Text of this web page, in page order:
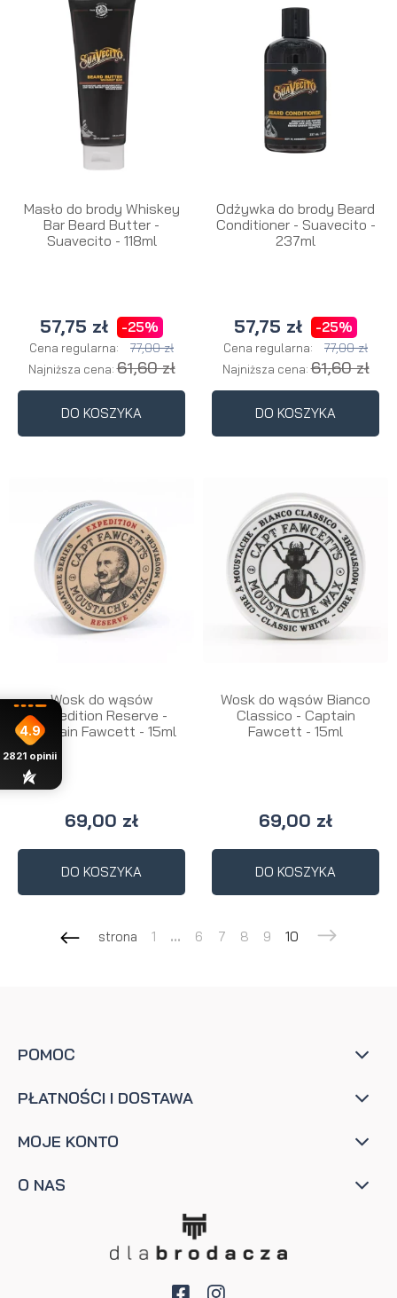
Masło do brody Whiskey
Bar Beard Butter -
Suavecito - 118ml
57,75 zł -25%
Cena regularna: 77,00 zł
Najniższa cena:61,60 zł
DO KOSZYKA
Odżywka do brody Beard
Conditioner - Suavecito -
237ml
57,75 zł -25%
Cena regularna: 77,00 zł
Najniższa cena:61,60 zł
DO KOSZYKA
Wosk do wąsów
Expedition Reserve -
Captain Fawcett - 15ml
69,00 zł
DO KOSZYKA
Wosk do wąsów Bianco
Classico - Captain
Fawcett - 15ml
69,00 zł
DO KOSZYKA
strona 1 ... 6 7 8 9 10
POMOC
PŁATNOŚCI I DOSTAWA
MOJE KONTO
O NAS
4.9
2821 opinii